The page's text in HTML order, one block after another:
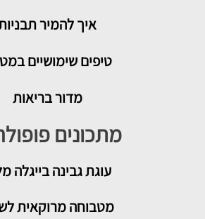
איך להמיר
טיפים שימושיים
מדור בריאות
מתכונים
עוגת גבינה בייגלה
מטבוחה מרוקאית